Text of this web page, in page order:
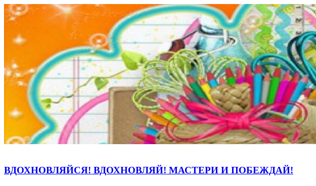
ВДОХНОВЛЯЙСЯ! ВДОХНОВЛЯЙ! МАСТЕРИ И ПОБЕЖДАЙ!